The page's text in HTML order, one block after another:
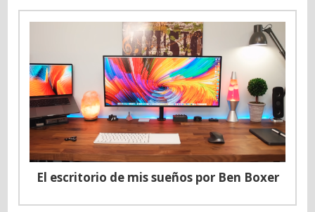
El escritorio de mis sueños por Ben Boxer